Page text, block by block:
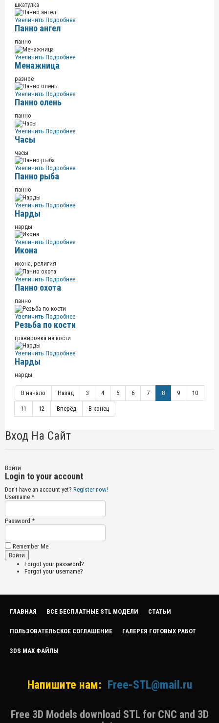
шкатулка
Увеличить Подробнее
Панно ангел
панно
Увеличить Подробнее
Менажница
разное
Увеличить Подробнее
Панно олень
панно
Увеличить Подробнее
Часы
часы
Увеличить Подробнее
Панно рыба
панно
Увеличить Подробнее
Нарды
нарды
Увеличить Подробнее
Икона
икона, религия
Увеличить Подробнее
Панно охота
панно
Увеличить Подробнее
Резьба по кости
гравировка на кости
Увеличить Подробнее
Нарды
нарды
В начало Назад 3 4 5 6 7 8 9 10
11 12 Вперёд В конец
Вход На Сайт
Войти
Login to your account
Don't have an account yet? Register now!
Username *
Password *
Remember Me
Forgot your password?
Forgot your username?
ГЛАВНАЯ ВСЕ БЕСПЛАТНЫЕ STL МОДЕЛИ СТАТЬИ
ПОЛЬЗОВАТЕЛЬСКОЕ СОГЛАШЕНИЕ ГАЛЕРЕЯ ГОТОВЫХ РАБОТ
3DS MAX ФАЙЛЫ
Напишите нам: Free-STL@mail.ru
Free 3D Models download STL for CNC and 3D